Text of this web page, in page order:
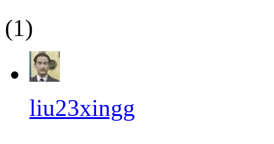
(1)
liu23xingg